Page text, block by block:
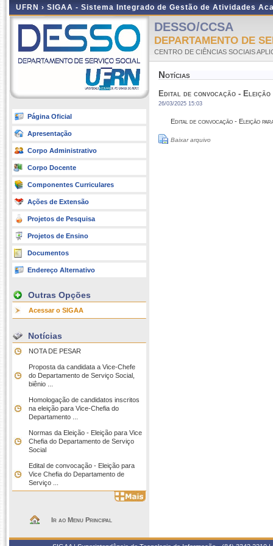
UFRN › SIGAA - Sistema Integrado de Gestão de Atividades
Página Oficial
Apresentação
Corpo Administrativo
Corpo Docente
Componentes Curriculares
Ações de Extensão
Projetos de Pesquisa
Projetos de Ensino
Documentos
Endereço Alternativo
Outras Opções
Acessar o SIGAA
Notícias
NOTA DE PESAR
Proposta da candidata a Vice-Chefe
do Departamento de Serviço Social,
biênio ...
Homologação de candidatos inscritos
na eleição para Vice-Chefia do
Departamento ...
Normas da Eleição - Eleição para Vice
Chefia do Departamento de Serviço
Social
Edital de convocação - Eleição para
Vice Chefia do Departamento de
Serviço ...
Ir ao Menu Principal
DESSO/CCSA
DEPARTAMENTO DE
CENTRO DE CIÊNCIAS SOCIAIS
Notícias
Edital de convocação -
26/03/2025 15:03
Edital de convocação - Eleição
Baixar arquivo